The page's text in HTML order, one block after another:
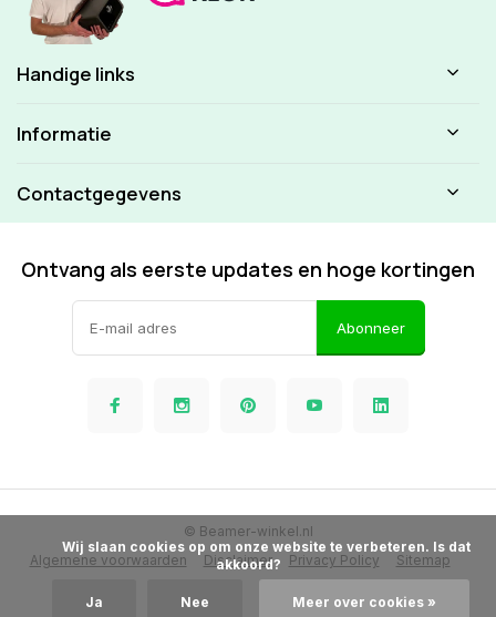
Handige links
Informatie
Contactgegevens
Ontvang als eerste updates en hoge kortingen
Abonneer
Algemene voorwaarden Disclaimer Privacy Policy Sitemap
© Beamer-winkel.nl
akkoord?
Ja Nee Meer over cookies »